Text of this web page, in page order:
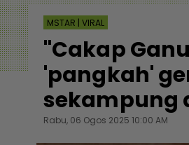
MSTAR | VIRAL
"Cakap
'pangkah'
sekampung
Rabu, 06 Ogos 2025 10:00 AM